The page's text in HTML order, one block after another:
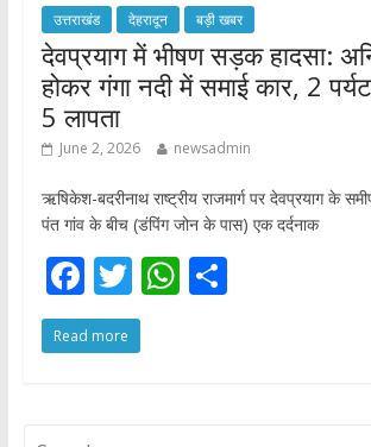
उत्तराखंड देहरादून बड़ी खबर
देवप्रयाग में भीषण सड़क हादसा:
होकर गंगा नदी में समाई कार, 2
5 लापता
June 2, 2026 newsadmin
ऋषिकेश-बदरीनाथ राष्ट्रीय राजमार्ग पर देवप्रयाग के
पंत गांव के बीच (डंपिंग जोन के पास) एक दर्दनाक
F
ac
e
T
w
itt
W S
Read more